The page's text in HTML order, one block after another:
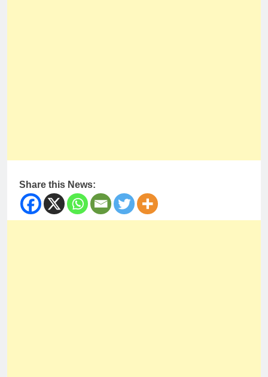
Share this News: